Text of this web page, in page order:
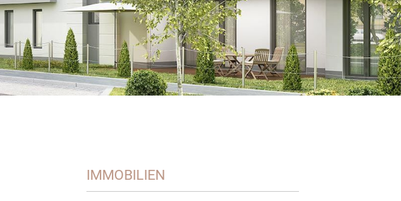
IMMOBILIEN